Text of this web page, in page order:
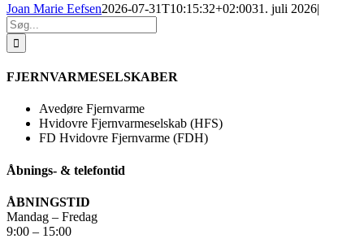
Joan Marie Eefsen2026-07-31T10:15:32+02:0031. juli 2026|
Søg
efter:
FJERNVARMESELSKABER
Avedøre Fjernvarme
Hvidovre Fjernvarmeselskab (HFS)
FD Hvidovre Fjernvarme (FDH)
Åbnings- & telefontid
ÅBNINGSTID
Mandag – Fredag
9:00 – 15:00